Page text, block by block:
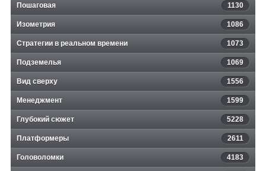
Пошаговая 1130
Изометрия 1086
Стратегии в реальном времени 1073
Подземелья 1069
Вид сверху 1556
Менеджмент 1599
Глубокий сюжет 5228
Платформеры 2611
Головоломки 4183